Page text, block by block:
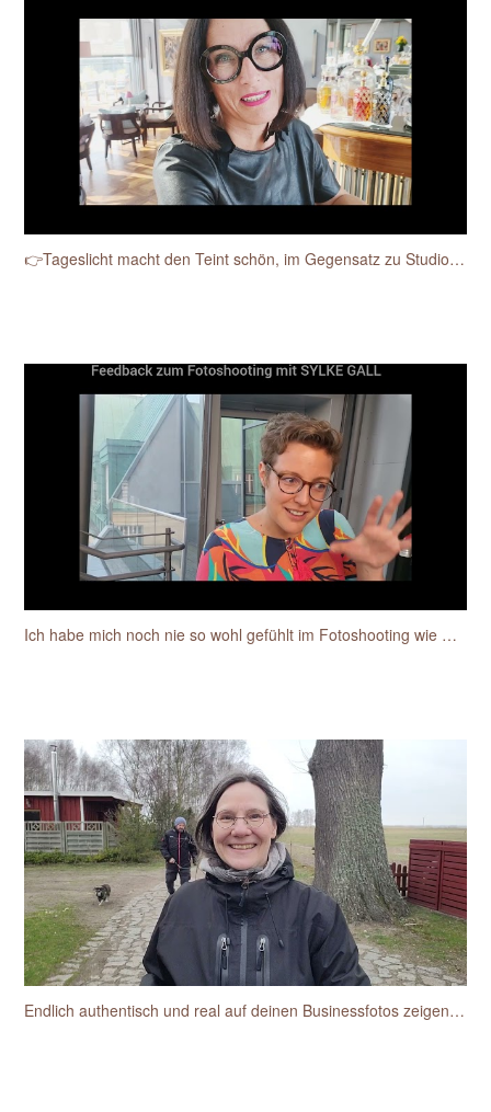
👉Tageslicht macht den Teint schön, im Gegensatz zu Studioblitzen.
Ich habe mich noch nie so wohl gefühlt im Fotoshooting wie mit Sylke
Endlich authentisch und real auf deinen Businessfotos zeigen wie du dich siehst und wieder erkennst